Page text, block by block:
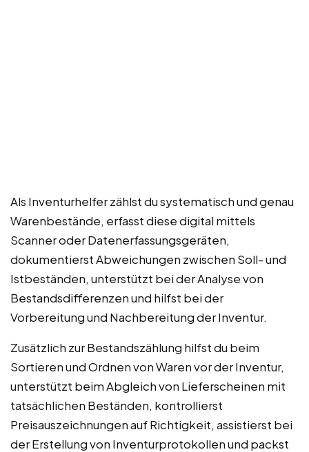
Als Inventurhelfer zählst du systematisch und genau
Warenbestände, erfasst diese digital mittels
Scanner oder Datenerfassungsgeräten,
dokumentierst Abweichungen zwischen Soll- und
Istbeständen, unterstützt bei der Analyse von
Bestandsdifferenzen und hilfst bei der
Vorbereitung und Nachbereitung der Inventur.
Zusätzlich zur Bestandszählung hilfst du beim
Sortieren und Ordnen von Waren vor der Inventur,
unterstützt beim Abgleich von Lieferscheinen mit
tatsächlichen Beständen, kontrollierst
Preisauszeichnungen auf Richtigkeit, assistierst bei
der Erstellung von Inventurprotokollen und packst